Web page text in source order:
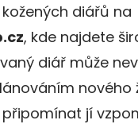
diářů na
, kde najdete
diář může
nového
připomínat jí